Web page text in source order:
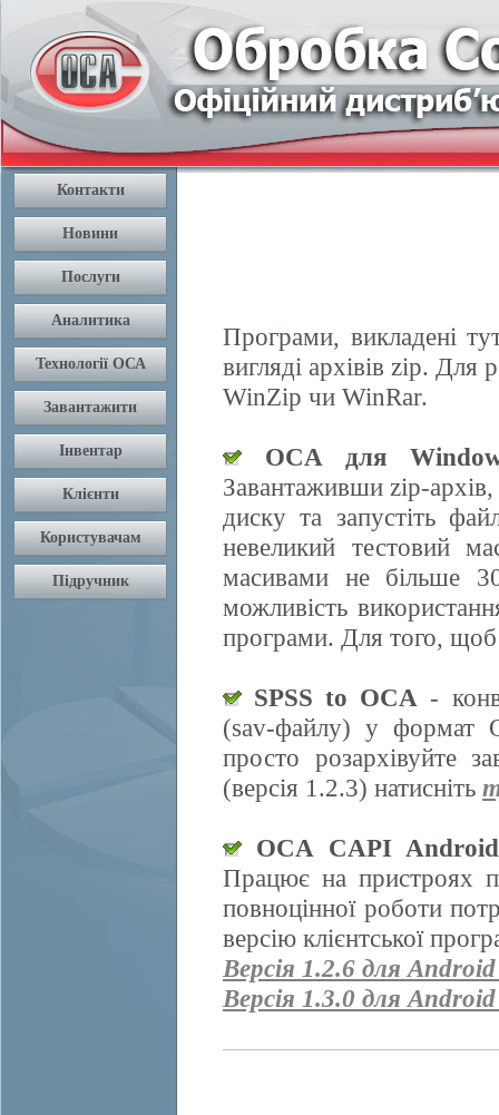
Програми, викладені
вигляді архівів zip. Для
WinZip чи WinRar.
OCA для
Завантаживши zip-
диску та запустіть
невеликий тестовий
масивами не більше
можливість
програми. Для того, щоб
SPSS to OCA -
(sav-файлу) у формат
просто розархівуйте
(версія 1.2.3) натисніть
OCA CAPI Android
Працює на пристроях
повноцінної роботи
версію клієнтської
Версія 1.2.6 для
Версія 1.3.0 для